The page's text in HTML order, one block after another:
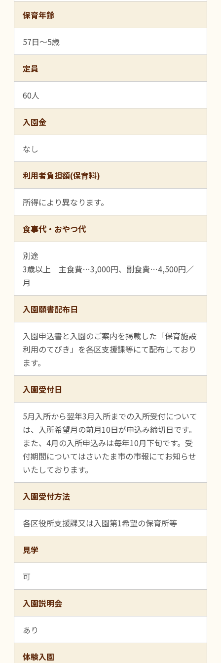
保育年齢
57日～5歳
定員
60人
入園金
なし
利用者負担額(保育料)
所得により異なります。
食事代・おやつ代
別途
3歳以上 主食費…3,000円、副食費…4,500円／
月
入園願書配布日
入園申込書と入園のご案内を掲載した「保育施設
利用のてびき」を各区支援課等にて配布しており
ます。
入園受付日
5月入所から翌年3月入所までの入所受付について
は、入所希望月の前月10日が申込み締切日です。
また、4月の入所申込みは毎年10月下旬です。受
付期間についてはさいたま市の市報にてお知らせ
いたしております。
入園受付方法
各区役所支援課又は入園第1希望の保育所等
見学
可
入園説明会
あり
体験入園